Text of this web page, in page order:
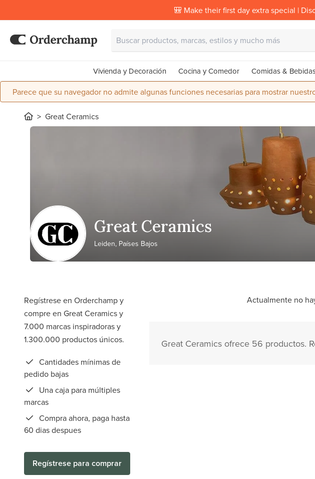
🎒 Make their first day extra special |
Vivienda y Decoración Cocina y Comedor Comidas &
Parece que su navegador no admite algunas funciones necesarias para mostrar
Great Ceramics
Great Ceramics
Leiden, Países Bajos
Regístrese en Orderchamp y
compre en Great Ceramics y
7.000 marcas inspiradoras y
1.300.000 productos únicos.
Cantidades mínimas de
pedido bajas
Una caja para múltiples
marcas
Compra ahora, paga hasta
60 dias despues
Regístrese para comprar
Actualmente no
Great Ceramics ofrece 56 productos.